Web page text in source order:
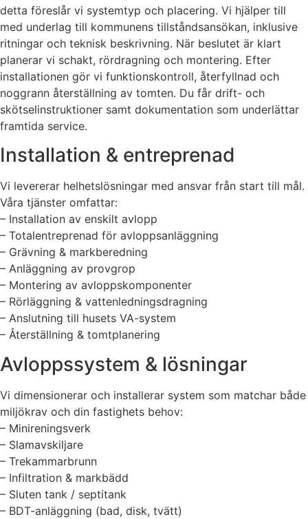
detta föreslår vi systemtyp och placering. Vi hjälper till
med underlag till kommunens tillståndsansökan, inklusive
ritningar och teknisk beskrivning. När beslutet är klart
planerar vi schakt, rördragning och montering. Efter
installationen gör vi funktionskontroll, återfyllnad och
noggrann återställning av tomten. Du får drift- och
skötselinstruktioner samt dokumentation som underlättar
framtida service.
Installation & entreprenad
Vi levererar helhetslösningar med ansvar från start till mål.
Våra tjänster omfattar:
– Installation av enskilt avlopp
– Totalentreprenad för avloppsanläggning
– Grävning & markberedning
– Anläggning av provgrop
– Montering av avloppskomponenter
– Rörläggning & vattenledningsdragning
– Anslutning till husets VA-system
– Återställning & tomtplanering
Avloppssystem & lösningar
Vi dimensionerar och installerar system som matchar både
miljökrav och din fastighets behov:
– Minireningsverk
– Slamavskiljare
– Trekammarbrunn
– Infiltration & markbädd
– Sluten tank / septitank
– BDT-anläggning (bad, disk, tvätt)